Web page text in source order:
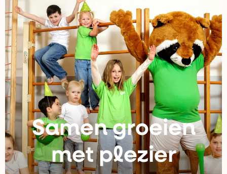
Samen groeien
met plezier